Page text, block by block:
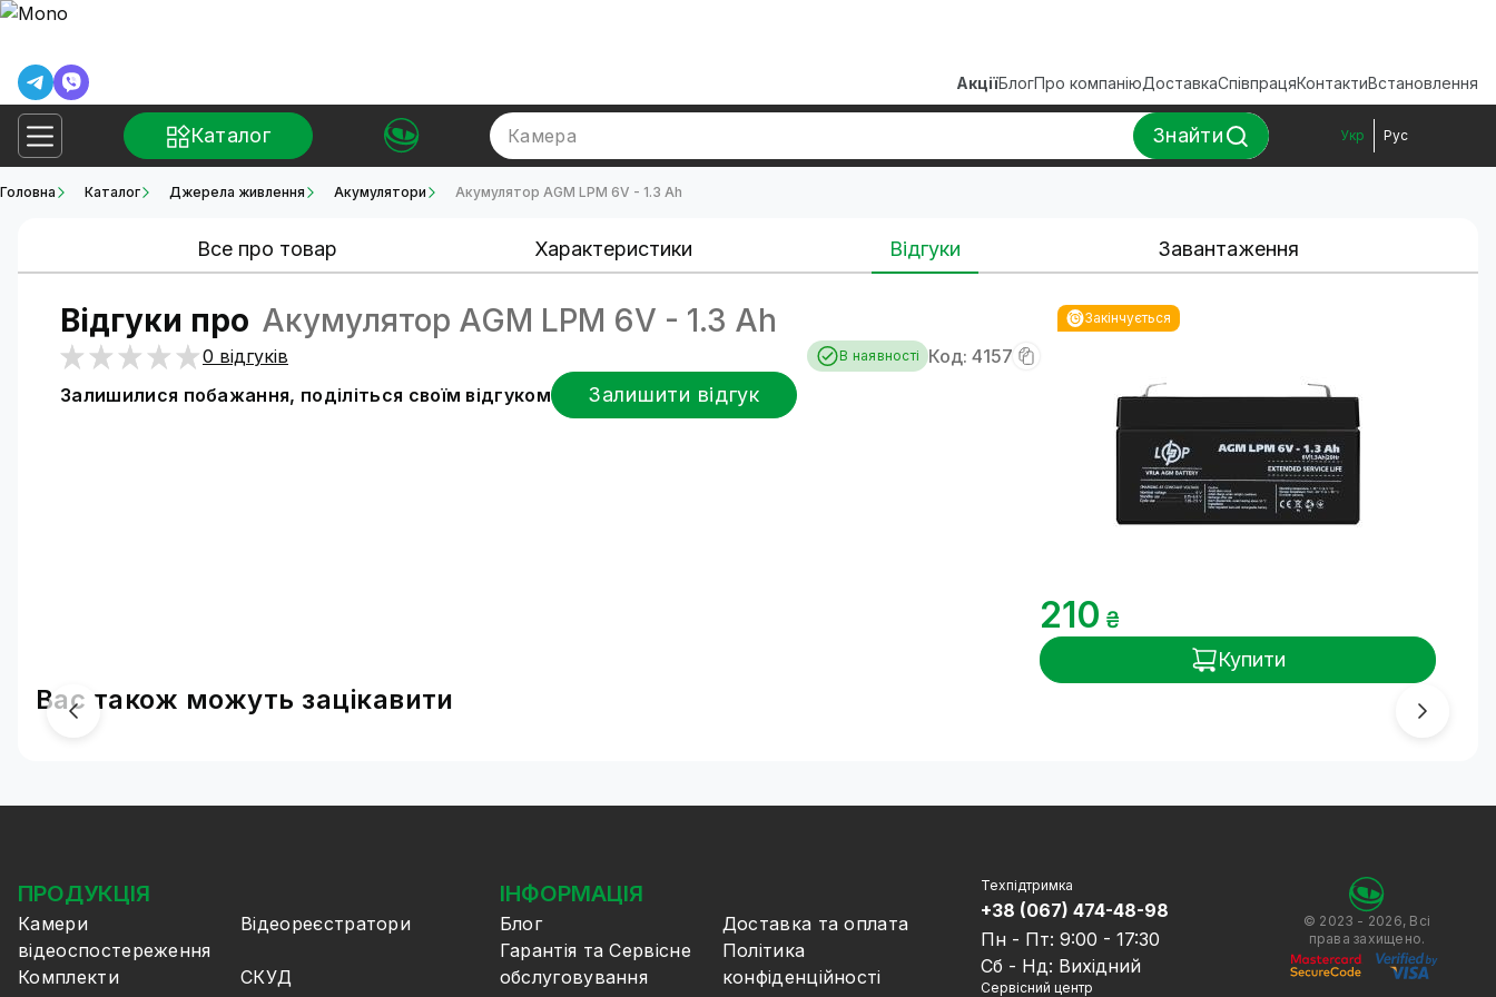
АкціїБлогПро компаніюДоставкаСпівпрацяКонтактиВстановлення
Каталог Камера Знайти Укр Рус
Головна Каталог Джерела живлення Акумулятори Акумулятор AGM LPM 6V - 1.3 Ah
Все про товар Характеристики Відгуки Завантаження
Відгуки про Акумулятор AGM LPM 6V - 1.3 Ah
0 відгуків В наявності
Код: 4157
Залишилися побажання, поділіться своїм відгуком
Залишити відгук
Закінчується
210 ₴
Купити
Вас також можуть зацікавити
ПРОДУКЦІЯ
Камери
відеоспостереження
Відеореєстратори
Комплекти
СКУД
ІНФОРМАЦІЯ
Блог
Доставка та оплата
Гарантія та Сервісне
обслуговування
Політика
конфіденційності
Техпідтримка
+38 (067) 474-48-98
Пн - Пт: 9:00 - 17:30
Сб - Нд: Вихідний
Сервісний центр
© 2023 - 2026, Всі
права захищено.